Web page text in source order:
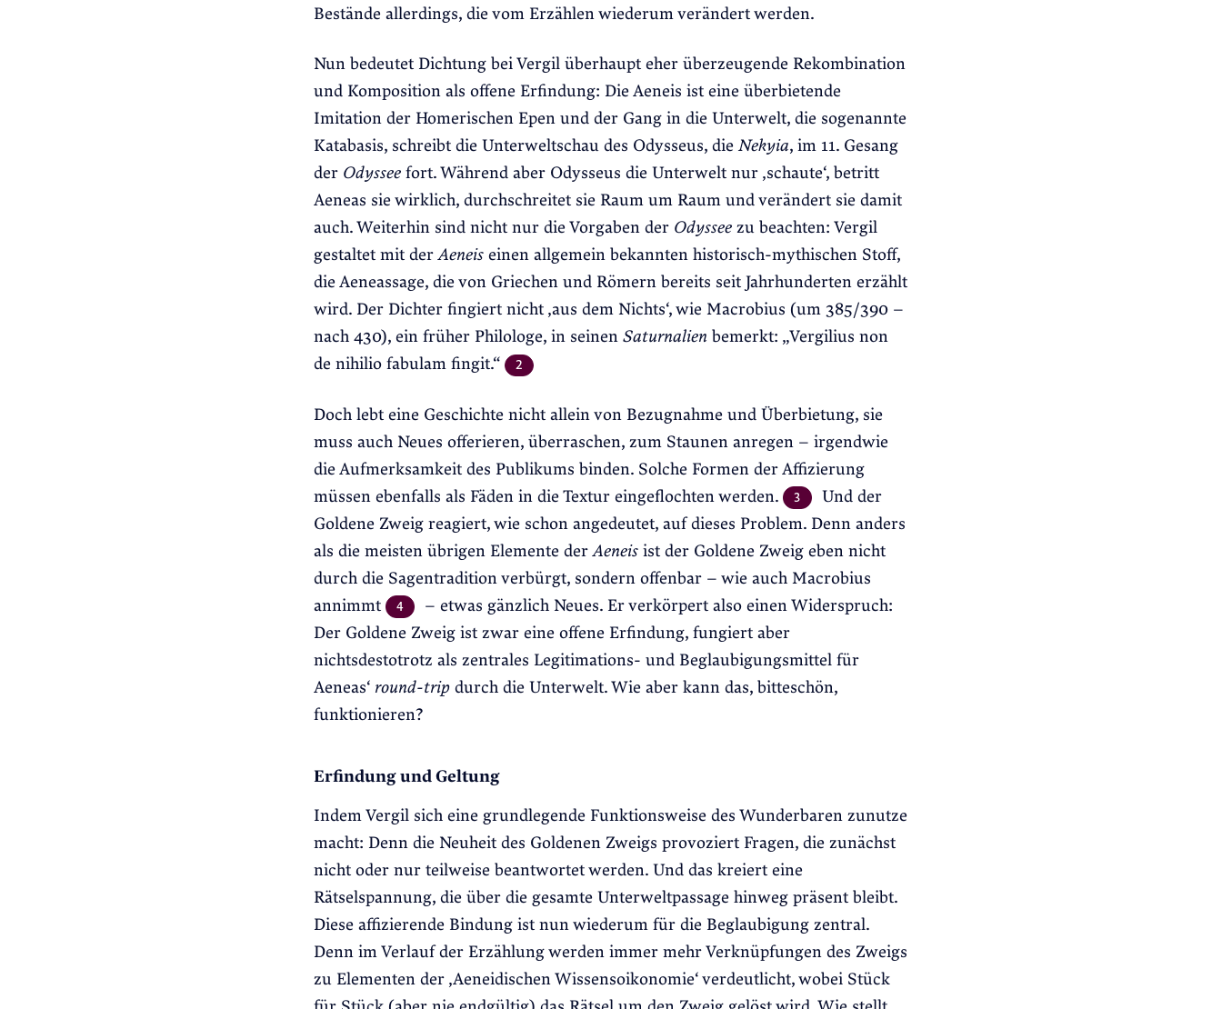
Bestände allerdings, die vom Erzählen wiederum verändert werden.
Nun bedeutet Dichtung bei Vergil überhaupt eher überzeugende Rekombination
und Komposition als offene Erfindung: Die Aeneis ist eine überbietende
Imitation der Homerischen Epen und der Gang in die Unterwelt, die sogenannte
Katabasis, schreibt die Unterweltschau des Odysseus, die Nekyia, im 11. Gesang
der Odyssee fort. Während aber Odysseus die Unterwelt nur ‚schaute‘, betritt
Aeneas sie wirklich, durchschreitet sie Raum um Raum und verändert sie damit
auch. Weiterhin sind nicht nur die Vorgaben der Odyssee zu beachten: Vergil
gestaltet mit derAeneis einen allgemein bekannten historisch-mythischen Stoff,
die Aeneassage, die von Griechen und Römern bereits seit Jahrhunderten erzählt
wird. Der Dichter fingiert nicht ‚aus dem Nichts‘, wie Macrobius (um 385/390 –
nach 430), ein früher Philologe, in seinen Saturnalien bemerkt: „Vergilius non
de nihilio fabulam fingit.“
2
Doch lebt eine Geschichte nicht allein von Bezugnahme und Überbietung, sie
muss auch Neues offerieren, überraschen, zum Staunen anregen – irgendwie
die Aufmerksamkeit des Publikums binden. Solche Formen der Affizierung
müssen ebenfalls als Fäden in die Textur eingeflochten werden.
3
Und der
Goldene Zweig reagiert, wie schon angedeutet, auf dieses Problem. Denn anders
als die meisten übrigen Elemente derAeneis ist der Goldene Zweig eben nicht
durch die Sagentradition verbürgt, sondern offenbar – wie auch Macrobius
annimmt
4
– etwas gänzlich Neues. Er verkörpert also einen Widerspruch:
Der Goldene Zweig ist zwar eine offene Erfindung, fungiert aber
nichtsdestotrotz als zentrales Legitimations- und Beglaubigungsmittel für
Aeneas‘ round-tripdurch die Unterwelt. Wie aber kann das, bitteschön,
funktionieren?
Erfindung und Geltung
Indem Vergil sich eine grundlegende Funktionsweise des Wunderbaren zunutze
macht: Denn die Neuheit des Goldenen Zweigs provoziert Fragen, die zunächst
nicht oder nur teilweise beantwortet werden. Und das kreiert eine
Rätselspannung, die über die gesamte Unterweltpassage hinweg präsent bleibt.
Diese affizierende Bindung ist nun wiederum für die Beglaubigung zentral.
Denn im Verlauf der Erzählung werden immer mehr Verknüpfungen des Zweigs
zu Elementen der ‚Aeneidischen Wissensoikonomie‘ verdeutlicht, wobei Stück